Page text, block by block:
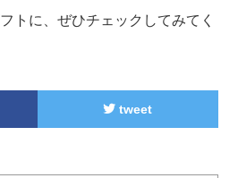
トに、ぜひチェックしてみてく
tweet